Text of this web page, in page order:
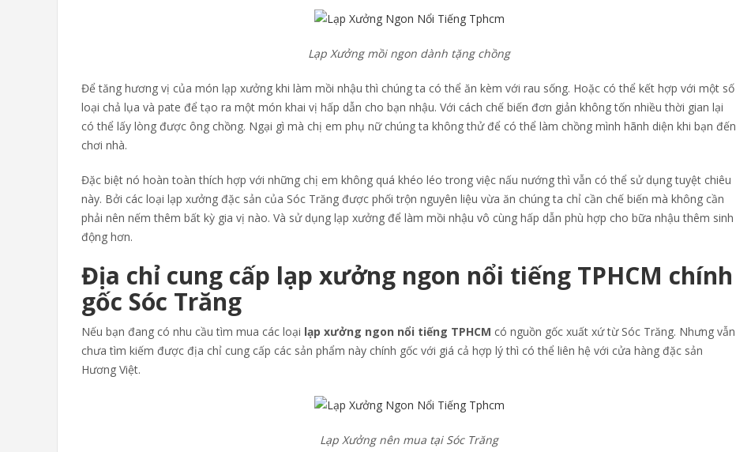
Lạp Xưởng mồi ngon dành tặng chồng
Để tăng hương vị của món lạp xưởng khi làm mồi nhậu thì chúng ta có thể ăn kèm với rau sống. Hoặc có thể kết hợp với một số
loại chả lụa và pate để tạo ra một món khai vị hấp dẫn cho bạn nhậu. Với cách chế biến đơn giản không tốn nhiều thời gian lại
có thể lấy lòng được ông chồng. Ngại gì mà chị em phụ nữ chúng ta không thử để có thể làm chồng mình hãnh diện khi bạn đến
chơi nhà.
Đặc biệt nó hoàn toàn thích hợp với những chị em không quá khéo léo trong việc nấu nướng thì vẫn có thể sử dụng tuyệt chiêu
này. Bởi các loại lạp xưởng đặc sản của Sóc Trăng được phối trộn nguyên liệu vừa ăn chúng ta chỉ cần chế biến mà không cần
phải nên nếm thêm bất kỳ gia vị nào. Và sử dụng lạp xưởng để làm mồi nhậu vô cùng hấp dẫn phù hợp cho bữa nhậu thêm sinh
động hơn.
Địa chỉ cung cấp lạp xưởng ngon nổi tiếng TPHCM chính
gốc Sóc Trăng
Nếu bạn đang có nhu cầu tìm mua các loại lạp xưởng ngon nổi tiếng TPHCM có nguồn gốc xuất xứ từ Sóc Trăng. Nhưng vẫn
chưa tìm kiếm được địa chỉ cung cấp các sản phẩm này chính gốc với giá cả hợp lý thì có thể liên hệ với cửa hàng đặc sản
Hương Việt.
Lạp Xưởng nên mua tại Sóc Trăng